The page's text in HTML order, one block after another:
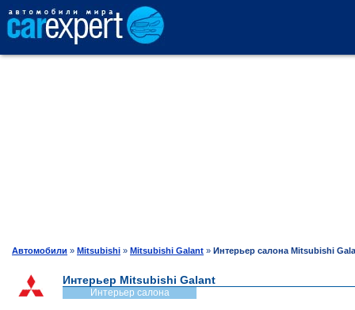
ТЕСТ-ДРАЙВ
Автомобили » Mitsubishi » Mitsubishi Galant » Интерьер салона Mitsubishi
Интерьер Mitsubishi Galant
Интерьер салона